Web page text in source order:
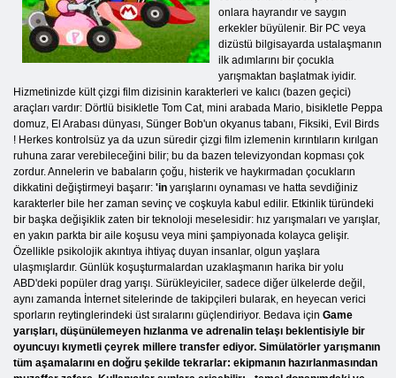
onlara hayrandır ve saygın
erkekler büyülenir. Bir PC veya
dizüstü bilgisayarda ustalaşmanın
ilk adımlarını bir çocukla
yarışmaktan başlatmak iyidir.
Hizmetinizde kült çizgi film dizisinin karakterleri ve kalıcı (bazen geçici)
araçları vardır: Dörtlü bisikletle Tom Cat, mini arabada Mario, bisikletle Peppa
domuz, El Arabası dünyası, Sünger Bob'un okyanus tabanı, Fiksiki, Evil Birds
! Herkes kontrolsüz ya da uzun süredir çizgi film izlemenin kırıntıların kırılgan
ruhuna zarar verebileceğini bilir; bu da bazen televizyondan kopması çok
zordur. Annelerin ve babaların çoğu, histerik ve haykırmadan çocukların
dikkatini değiştirmeyi başarır: 'in yarışlarını oynaması ve hatta sevdiğiniz
karakterler bile her zaman sevinç ve coşkuyla kabul edilir. Etkinlik türündeki
bir başka değişiklik zaten bir teknoloji meselesidir: hız yarışmaları ve yarışlar,
en yakın parkta bir aile koşusu veya mini şampiyonada kolayca gelişir.
Özellikle psikolojik akıntıya ihtiyaç duyan insanlar, olgun yaşlara
ulaşmışlardır. Günlük koşuşturmalardan uzaklaşmanın harika bir yolu
ABD'deki popüler drag yarışı. Sürükleyiciler, sadece diğer ülkelerde değil,
aynı zamanda İnternet sitelerinde de takipçileri bularak, en heyecan verici
sporların reytinglerindeki üst sıralarını güçlendiriyor. Bedava için Game
yarışları, düşünülemeyen hızlanma ve adrenalin telaşı beklentisiyle bir
oyuncuyı kıymetli çeyrek millere transfer ediyor. Simülatörler yarışmanın
tüm aşamalarını en doğru şekilde tekrarlar: ekipmanın hazırlanmasından